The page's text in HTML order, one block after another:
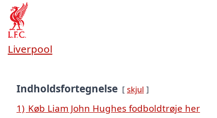
Liverpool
Indholdsfortegnelse skjul
1) Køb Liam John Hughes fodboldtrøje her